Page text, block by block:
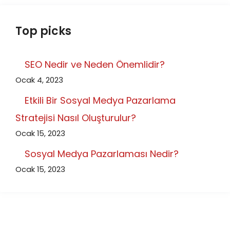
Top picks
SEO Nedir ve Neden Önemlidir?
Ocak 4, 2023
Etkili Bir Sosyal Medya Pazarlama
Stratejisi Nasıl Oluşturulur?
Ocak 15, 2023
Sosyal Medya Pazarlaması Nedir?
Ocak 15, 2023